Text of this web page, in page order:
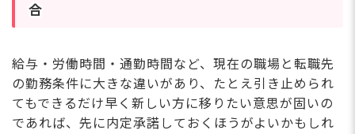
合
給与・労働時間・通勤時間など、現在の職場と転職先
の勤務条件に大きな違いがあり、たとえ引き止められ
てもできるだけ早く新しい方に移りたい意思が固いの
であれば、先に内定承諾しておくほうがよいかもしれ